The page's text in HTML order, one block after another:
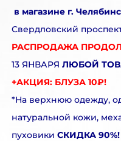
в магазине г.
Свердловский
РАСПРОДАЖА
13 ЯНВАРЯ ЛЮБОЙ
+АКЦИЯ: БЛУЗА 10₽!
*На верхнюю одежду,
натуральной кожи,
пуховики СКИДКА 90%!